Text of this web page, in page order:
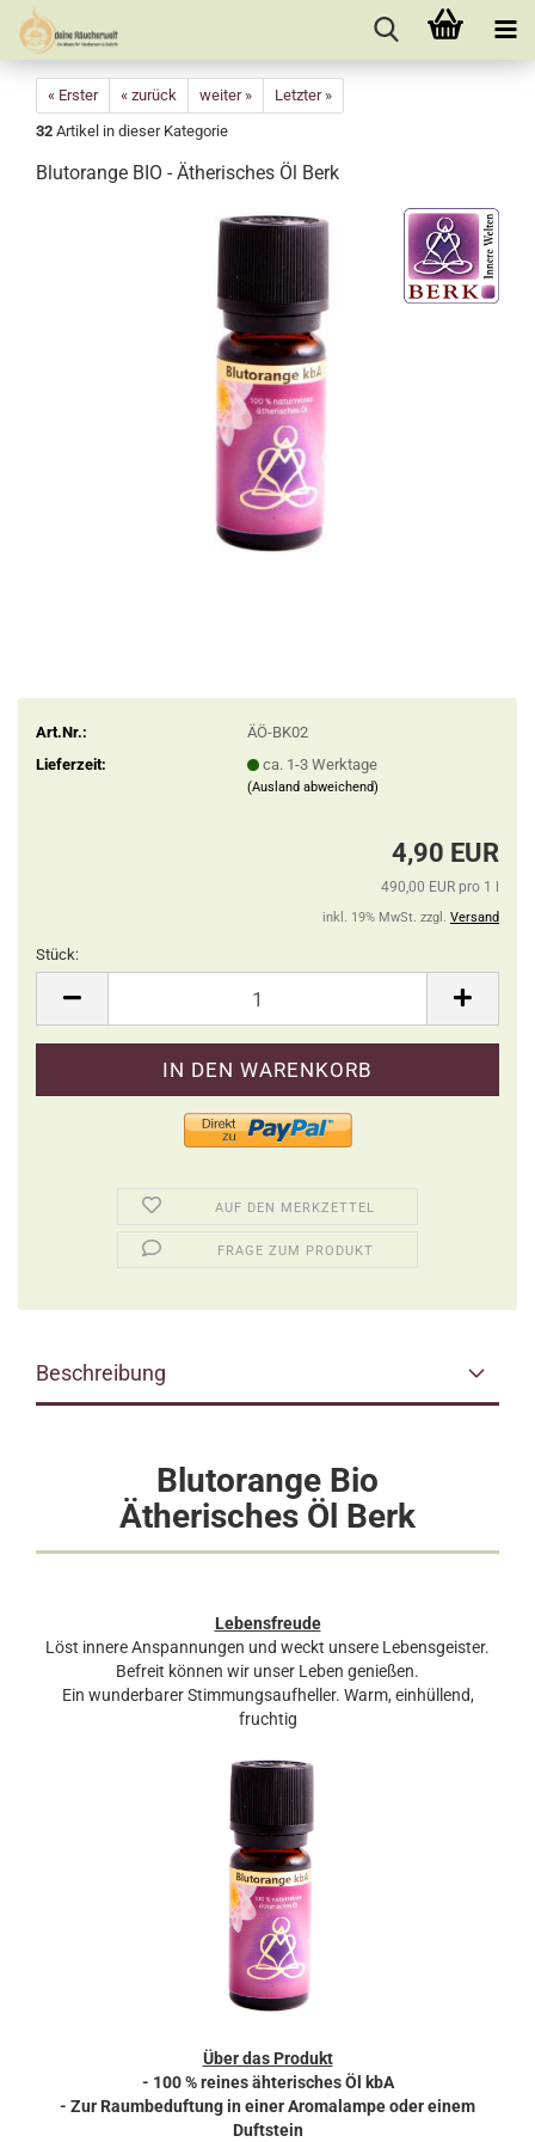
« Erster « zurück weiter »
Letzter »
32 Artikel in dieser Kategorie
Blutorange BIO - Ätherisches Öl Berk
Art.Nr.:
ÄÖ-BK02
Lieferzeit:
ca. 1-3 Werktage
(Ausland abweichend)
4,90 EUR
490,00 EUR pro 1 l
inkl. 19% MwSt. zzgl. Versand
Stück:
AUF DEN MERKZETTEL
FRAGE ZUM PRODUKT
Beschreibung
Blutorange Bio
Ätherisches Öl Berk
Lebensfreude
Löst innere Anspannungen und weckt unsere Lebensgeister.
Befreit können wir unser Leben genießen.
Ein wunderbarer Stimmungsaufheller. Warm, einhüllend,
fruchtig
Über das Produkt
- 100 % reines ähterisches Öl kbA
- Zur Raumbeduftung in einer Aromalampe oder einem
Duftstein